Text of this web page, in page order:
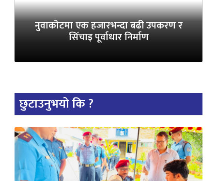
नुवाकोटमा एक हजारभन्दा बढी उपकरण र
सिँचाइ पूर्वाधार निर्माण
छुटाउनुभयो कि ?